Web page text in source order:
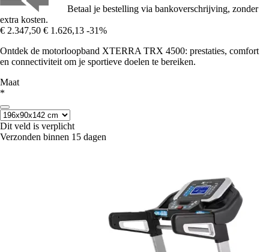
Betaal je bestelling via bankoverschrijving, zonder
extra kosten.
€ 2.347,50 € 1.626,13 -31%
Ontdek de motorloopband XTERRA TRX 4500: prestaties, comfort
en connectiviteit om je sportieve doelen te bereiken.
Maat
*
Dit veld is verplicht
Verzonden binnen 15 dagen